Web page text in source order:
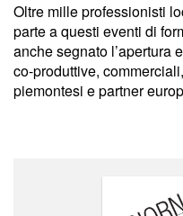
Oltre mille professionisti
parte a questi eventi di
anche segnato l’apertura
co-produttive,
piemontesi e partner